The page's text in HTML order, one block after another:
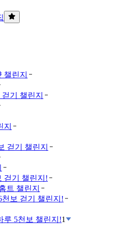
챌린지
기 챌린지
걷기 챌린지
걷기 챌린지!
트 챌린지
보 걷기 챌린지!
루 5천보 챌린지!1